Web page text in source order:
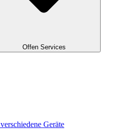
Offen Services